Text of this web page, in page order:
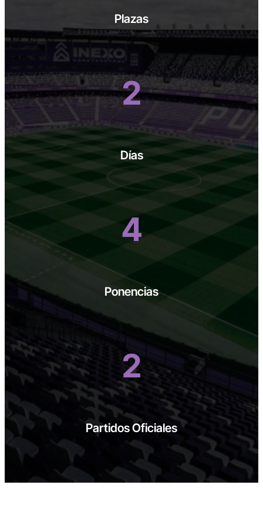
Plazas
2
Días
4
Ponencias
2
Partidos Oficiales